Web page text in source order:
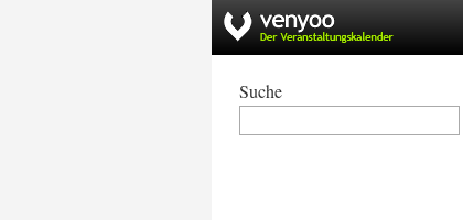
Suche